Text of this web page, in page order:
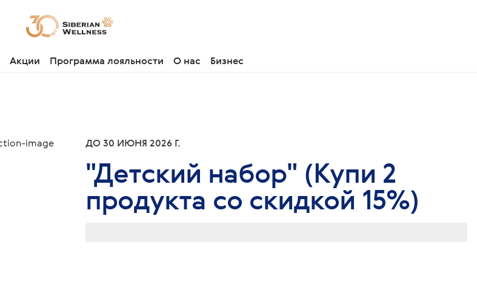
Акции Программа лояльности О нас Бизнес
ДО 30 ИЮНЯ 2026 Г.
"Детский набор" (Купи 2
продукта со скидкой 15%)